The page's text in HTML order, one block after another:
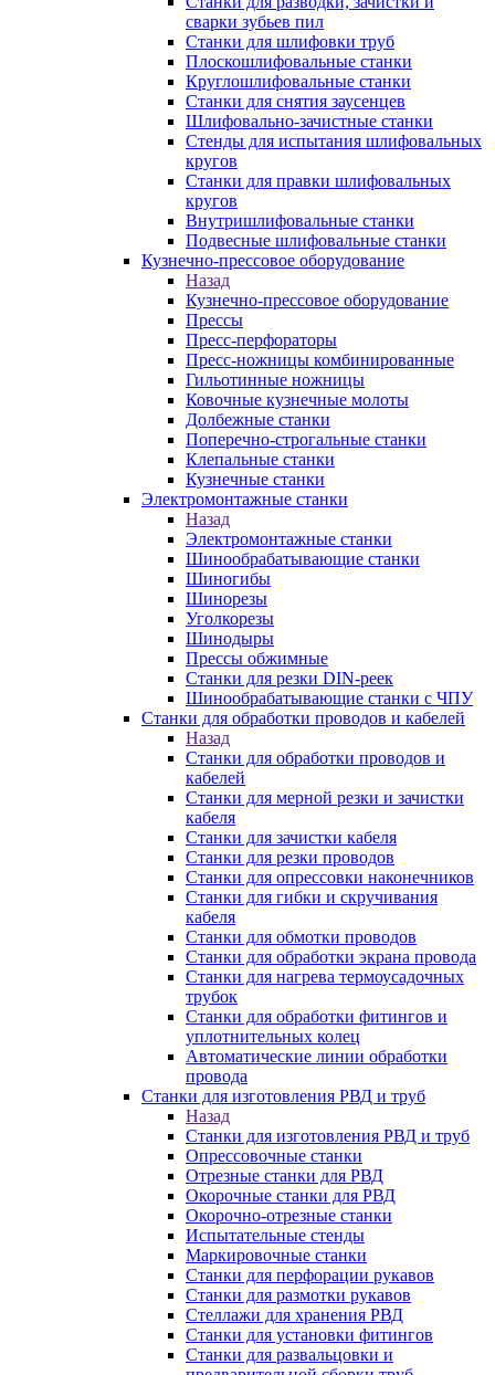
сварки зубьев пил
Станки для шлифовки труб
Плоскошлифовальные станки
Круглошлифовальные станки
Станки для снятия заусенцев
Шлифовально-зачистные станки
Стенды для испытания шлифовальных
кругов
Станки для правки шлифовальных
кругов
Внутришлифовальные станки
Подвесные шлифовальные станки
Кузнечно-прессовое оборудование
Назад
Кузнечно-прессовое оборудование
Прессы
Пресс-перфораторы
Пресс-ножницы комбинированные
Гильотинные ножницы
Ковочные кузнечные молоты
Долбежные станки
Поперечно-строгальные станки
Клепальные станки
Кузнечные станки
Электромонтажные станки
Назад
Электромонтажные станки
Шинообрабатывающие станки
Шиногибы
Шинорезы
Уголкорезы
Шинодыры
Прессы обжимные
Станки для резки DIN-реек
Шинообрабатывающие станки с ЧПУ
Станки для обработки проводов и кабелей
Назад
Станки для обработки проводов и
кабелей
Станки для мерной резки и зачистки
кабеля
Станки для зачистки кабеля
Станки для резки проводов
Станки для опрессовки наконечников
Станки для гибки и скручивания
кабеля
Станки для обмотки проводов
Станки для обработки экрана провода
Станки для нагрева термоусадочных
трубок
Станки для обработки фитингов и
уплотнительных колец
Автоматические линии обработки
провода
Станки для изготовления РВД и труб
Назад
Станки для изготовления РВД и труб
Опрессовочные станки
Отрезные станки для РВД
Окорочные станки для РВД
Окорочно-отрезные станки
Испытательные стенды
Маркировочные станки
Станки для перфорации рукавов
Станки для размотки рукавов
Стеллажи для хранения РВД
Станки для установки фитингов
Станки для развальцовки и